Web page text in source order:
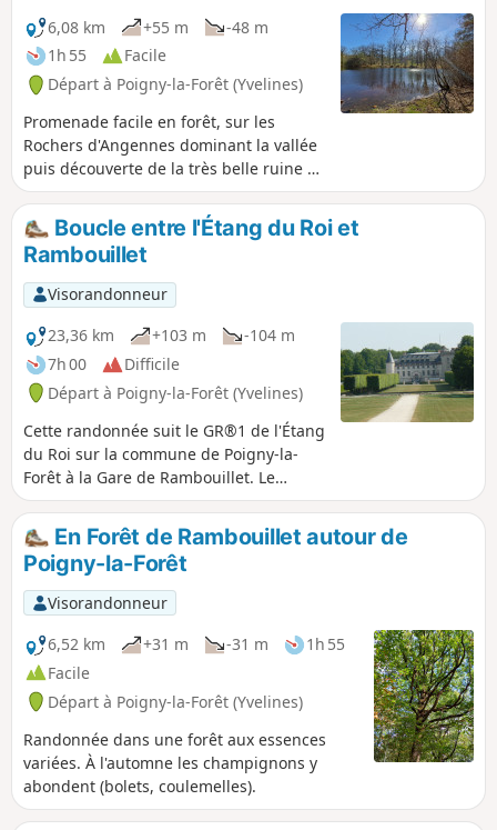
6,08 km
+55 m
-48 m
1h 55
Facile
Départ à Poigny-la-Forêt (Yvelines)
Promenade facile en forêt, sur les
Rochers d'Angennes dominant la vallée
puis découverte de la très belle ruine de
l'abbaye des Moulineaux. Attention!
Plusieurs randonneurs ont indiqué que
l'itinéraire était difficile à suivre sur le
site de l'ancienne abbaye, entre les
points(1) et(2) Aux dernières nouvelles,
le passage à proximité de l'ancienne
abbaye serait à présent interdit et
dangereux. Le tracé de la randonnée a
donc été modifié et le tracé initial
supprimé.
Boucle entre l'Étang du Roi et
Rambouillet
Visorandonneur
23,36 km
+103 m
-104 m
7h 00
Difficile
Départ à Poigny-la-Forêt (Yvelines)
Cette randonnée suit le GR®1 de l'Étang
du Roi sur la commune de Poigny-la-
Forêt à la Gare de Rambouillet. Le
parcours permet de découvrir les
jardins et les canaux du Château de
Rambouillet.
En Forêt de Rambouillet autour de
Poigny-la-Forêt
Visorandonneur
6,52 km
+31 m -31 m
1h 55
Facile
Départ à Poigny-la-Forêt (Yvelines)
Randonnée dans une forêt aux essences
variées. À l'automne les champignons y
abondent (bolets, coulemelles).